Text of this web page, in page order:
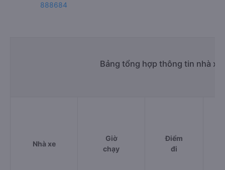
888684
Bảng tổng hợp thông tin nhà
Nhà xe
Giờ
chạy
Điểm
đi